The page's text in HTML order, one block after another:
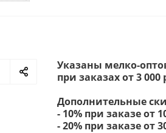
Указаны мелко-
при заказах от 3 000
Дополнительные
- 10% при заказе от
- 20% при заказе от